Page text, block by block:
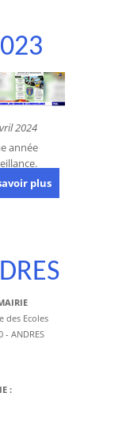
2024
année
plus
des Ecoles
- ANDRES
: